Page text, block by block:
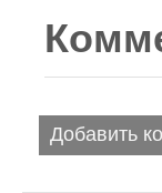
Добавить